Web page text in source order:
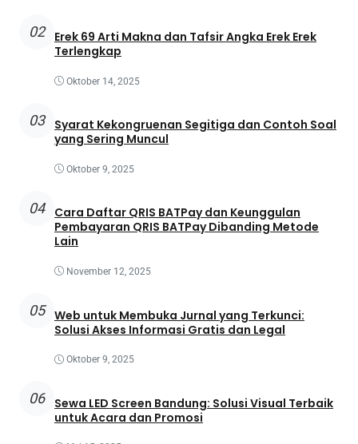
02
Erek 69 Arti Makna dan Tafsir Angka Erek Erek
Terlengkap
Oktober 14, 2025
03
Syarat Kekongruenan Segitiga dan Contoh Soal
yang Sering Muncul
Oktober 9, 2025
04
Cara Daftar QRIS BATPay dan Keunggulan
Pembayaran QRIS BATPay Dibanding Metode
Lain
November 12, 2025
05 Web untuk Membuka Jurnal yang Terkunci:
Solusi Akses Informasi Gratis dan Legal
Oktober 9, 2025
06
Sewa LED Screen Bandung: Solusi Visual Terbaik
untuk Acara dan Promosi